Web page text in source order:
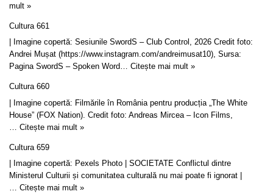
mult »
Cultura 661
| Imagine copertă: Sesiunile SwordS – Club Control, 2026 Credit foto:
Andrei Mușat (https://www.instagram.com/andreimusat10), Sursa:
Pagina SwordS – Spoken Word… Citește mai mult »
Cultura 660
| Imagine copertă: Filmările în România pentru producția „The White
House” (FOX Nation). Credit foto: Andreas Mircea – Icon Films,
Citește mai mult »
Cultura 659
| Imagine copertă: Pexels Photo | SOCIETATE Conflictul dintre
Ministerul Culturii și comunitatea culturală nu mai poate fi ignorat |
… Citește mai mult »